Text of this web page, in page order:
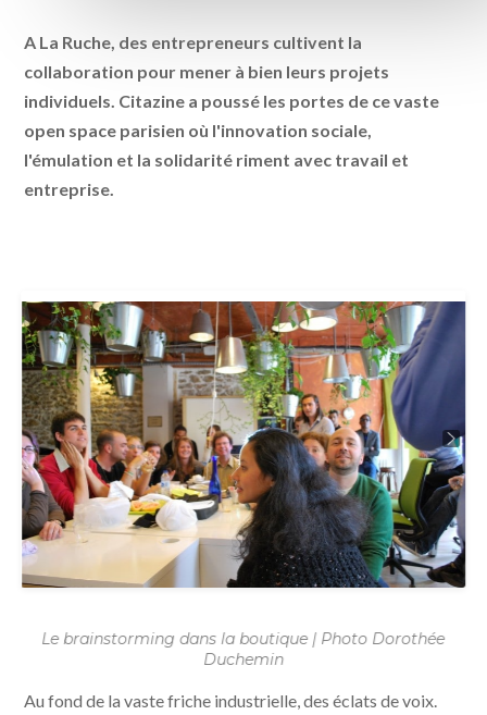
A La Ruche, des entrepreneurs cultivent la
collaboration pour mener à bien leurs projets
individuels. Citazine a poussé les portes de ce vaste
open space parisien où l'innovation sociale,
l'émulation et la solidarité riment avec travail et
entreprise.
Le brainstorming dans la boutique | Photo Dorothée
Duchemin
Au fond de la vaste friche industrielle, des éclats de voix.